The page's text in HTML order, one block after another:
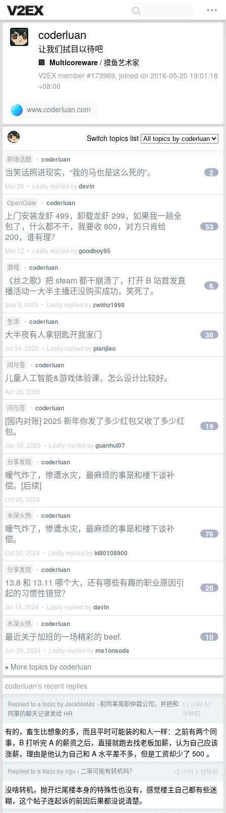
coderluan
让我们拭目以待吧
🏢 Multicoreware / 摸鱼艺术家
V2EX member #173969, joined on 2016-05-20 19:01:18
+08:00
www.coderluan.com
Switch topics list
职场话题 • coderluan
当笑话照进现实，“我的马也是这么死的”。
Mar 26 • Lastly replied bydavin
2
OpenClaw • coderluan
上门安装龙虾 499，卸载龙虾 299，如果我一趟全
包了，什么都不干，我要收 800，对方只肯给
200，谁有理？
Mar 12 • Lastly replied bygoodboy95
53
游戏 • coderluan
《丝之歌》把 steam 都干崩溃了，打开 B 站首发直
播活动一大半主播还没购买成功，笑死了。
Sep 5, 2025 • Lastly replied byzwithz1998
6
生活 • coderluan
大半夜有人拿钥匙开我家门
Jul 24, 2025 • Lastly replied bypianjiao
38
问与答 • coderluan
儿童人工智能&游戏体验课，怎么设计比较好。
Apr 25, 2025
问与答
• coderluan
[国内对账] 2025 新年你发了多少红包又收了多少红
包。
Jan 30, 2025 • Lastly replied byguanhui07
19
分享发现 • coderluan
暖气炸了，惨遭水灾，最麻烦的事是和楼下谈补
偿。[后续]
Oct 25, 2024
水深火热
• coderluan
暖气炸了，惨遭水灾，最麻烦的事是和楼下谈补
偿。
Oct 30, 2024 • Lastly replied byid80108900
76
分享发现 • coderluan
13.8 和 13.11 哪个大，还有哪些有趣的职业原因引
起的习惯性错觉？
Jul 15, 2024 • Lastly replied bydavin
28
水深火热 • coderluan
最近关于加班的一场精彩的 beef.
Jun 30, 2024 • Lastly replied byme1onsoda
10
» More topics by coderluan
coderluan's recent replies
Replied to a topic by JackMaMa › 前同事离职仲裁公司，并把和
同事的聊天记录发给 HR
11 小时 57
分钟前
有的，畜生比想象的多，而且平时可能装的和人一样：之前有两个同
事，B 打听完 A 的薪资之后，直接就跑去找老板加薪，认为自己应该
涨薪，理由是他认为自己和 A 水平差不多，但是工资却少了 500 。
Replied to a topic by ngu › 二审可能有转机吗？ 12 小时 1 分钟前
没啥转机，抛开烂尾楼本身的特殊性也没有，感觉楼主自己都有些迷
糊，这个帖子连起诉的前因后果都没说清楚。